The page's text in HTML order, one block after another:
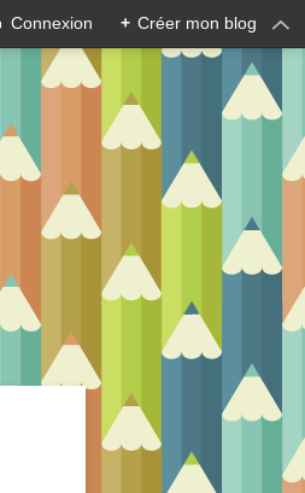
Connexion + Créer mon blog